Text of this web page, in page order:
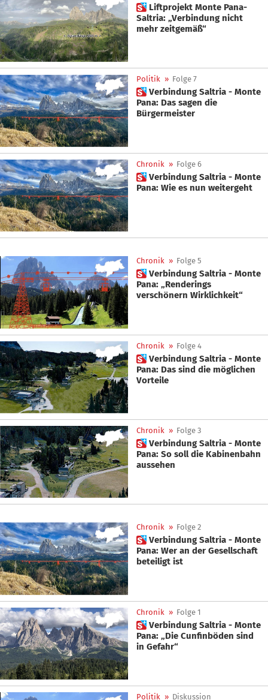
 Liftprojekt Monte Pana-
Saltria: „Verbindung nicht
mehr zeitgemäß“
Politik » Folge 7
 Verbindung Saltria - Monte
Pana: Das sagen die
Bürgermeister
Chronik » Folge 6
 Verbindung Saltria - Monte
Pana: Wie es nun weitergeht
Chronik » Folge 5
 Verbindung Saltria - Monte
Pana: „Renderings
verschönern Wirklichkeit“
Chronik » Folge 4
 Verbindung Saltria - Monte
Pana: Das sind die möglichen
Vorteile
Chronik » Folge 3
 Verbindung Saltria - Monte
Pana: So soll die Kabinenbahn
aussehen
Chronik » Folge 2
 Verbindung Saltria - Monte
Pana: Wer an der Gesellschaft
beteiligt ist
Chronik » Folge 1
 Verbindung Saltria - Monte
Pana: „Die Cunfinböden sind
in Gefahr“
Politik » Diskussion